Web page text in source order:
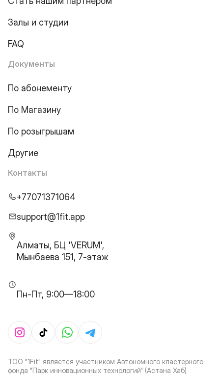
Залы и студии
FAQ
Документы
По абонементу
По Магазину
По розыгрышам
Другие
Контакты
+77071371064
support@1fit.app
Алматы, БЦ 'VERUM',
Мынбаева 151, 7-этаж
Пн-Пт, 9:00—18:00
ТОО "1Fit" является участником Автономного кластерного
фонда "Парк инновационных технологий" (Астана Хаб)